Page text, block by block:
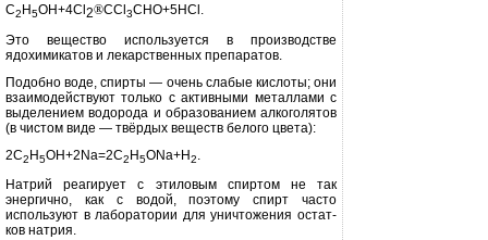
С2Н5ОН+4Сl2®ССl3СНО+5НСl
Это вещество используется в про­изводстве
ядохимикатов и лекарст­венных препаратов.
Подобно воде, спирты — очень слабые кислоты; они
взаимодейству­ют только с активными металлами с
выделением водорода и образовани­ем алкоголятов
(в чистом виде — твёрдых веществ белого цвета):
2С2Н5ОН+2Na=2C2H5ONa+H2
Натрий реагирует с этиловым спиртом не так
энергично, как с во­дой, поэтому спирт часто
используют в лаборатории для уничтожения остат­
ков натрия.